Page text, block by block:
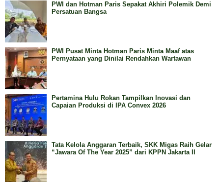
PWI dan Hotman Paris Sepakat Akhiri Polemik Demi
Persatuan Bangsa
PWI Pusat Minta Hotman Paris Minta Maaf atas
Pernyataan yang Dinilai Rendahkan Wartawan
Pertamina Hulu Rokan Tampilkan Inovasi dan
Capaian Produksi di IPA Convex 2026
Tata Kelola Anggaran Terbaik, SKK Migas Raih Gelar
“Jawara Of The Year 2025” dari KPPN Jakarta II